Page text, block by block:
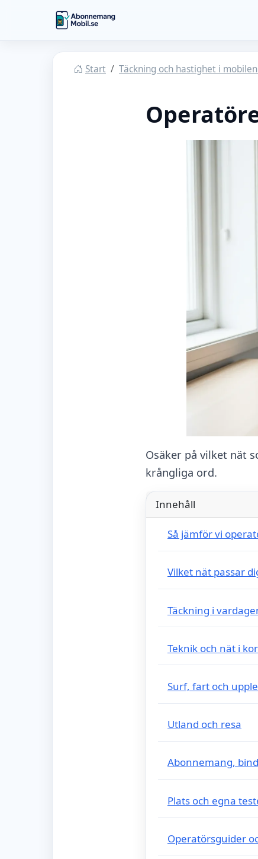
Hoppa till huvudinnehåll
Abonnemangmobil
Start Täckning och hastighet i
Osäker på vilket nät
krångliga ord.
Innehåll
Så jämför vi
Vilket nät passar
Täckning i
Teknik och nät i
Surf, fart och
Utland och resa
Abonnemang,
Plats och egna
Operatörsguider